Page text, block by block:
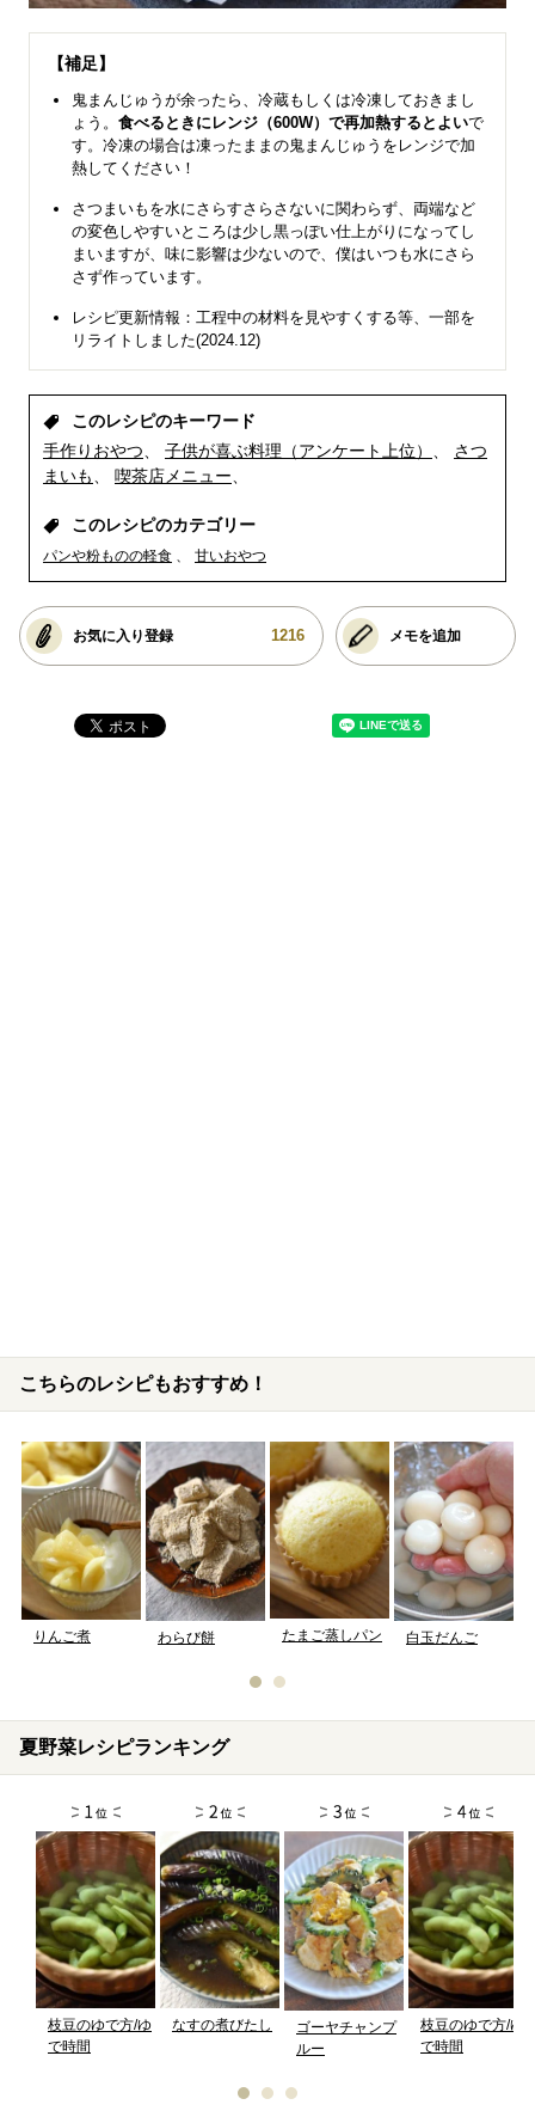
【補足】
鬼まんじゅうが余ったら、冷蔵もしくは冷凍しておきまし
ょう。 食べるときにレンジ（600W）で再加熱するとよいで
す。冷凍の場合は凍ったままの鬼まんじゅうをレンジで加
熱してください！
さつまいもを水にさらすさらさないに関わらず、両端など
の変色しやすいところは少し黒っぽい仕上がりになってし
まいますが、味に影響は少ないので、僕はいつも水にさら
さず作っています。
レシピ更新情報：工程中の材料を見やすくする等、一部を
リライトしました(2024.12)
このレシピのキーワード
手作りおやつ
子供が喜ぶ料理（アンケート上位）
さつ
まいも
喫茶店メニュー
このレシピのカテゴリー
パンや粉ものの軽食 甘いおやつ
お気に入り登録 1216 メモを追加
こちらのレシピもおすすめ！
りんご煮 わらび餅 たまご蒸しパン 白玉だんご
夏野菜レシピランキング
枝豆のゆで方/ゆ
で時間
なすの煮びたし
ゴーヤチャンプ
ルー
枝豆のゆで方/ゆ
で時間